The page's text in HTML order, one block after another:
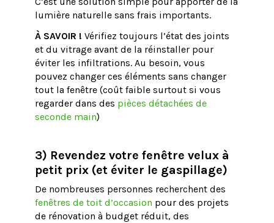
lumière naturelle sans frais importants.
À SAVOIR ! Vérifiez toujours l’état des joints
et du vitrage avant de la réinstaller pour
éviter les infiltrations. Au besoin, vous
pouvez changer ces éléments sans changer
tout la fenêtre (coût faible surtout si vous
regarder dans des pièces détachées de
seconde main)
3) Revendez votre fenêtre velux à
petit prix (et éviter le gaspillage)
De nombreuses personnes recherchent des
fenêtres de toit d’occasion pour des projets
de rénovation à budget réduit, des